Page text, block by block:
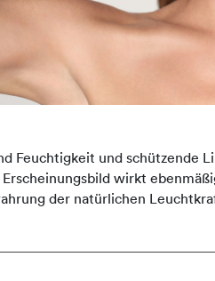
Feuchtigkeit und schützende
wirkt
der natürlichen